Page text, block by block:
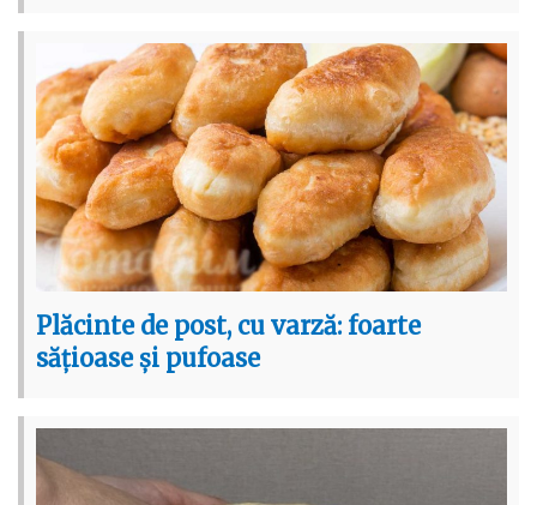
Plăcinte de post, cu varză: foarte
sățioase și pufoase